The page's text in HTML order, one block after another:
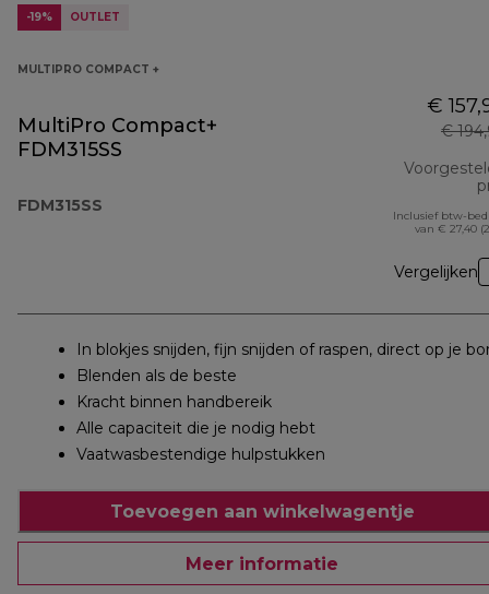
-19% OUTLET
MULTIPRO COMPACT +
MultiPro Compact+
FDM315SS
FDM315SS
€
€
Inclusief btw-
van € 27,40
Vergelijken
In blokjes snijden, fijn snijden of raspen, direct op je
Blenden als de beste
Kracht binnen handbereik
Alle capaciteit die je nodig hebt
Vaatwasbestendige hulpstukken
Toevoegen aan winkelwagentje
Meer informatie